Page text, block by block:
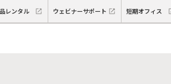
レンタル ウェビナーサポート 短期オフィス